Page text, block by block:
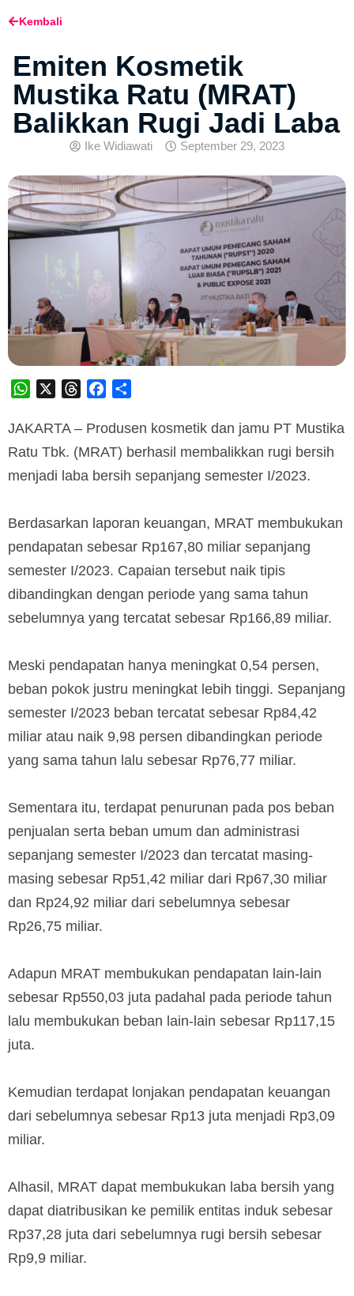
Kembali
Emiten Kosmetik
Mustika Ratu (MRAT)
Balikkan Rugi Jadi Laba
Ike Widiawati September 29, 2023
WhatsApp ThreadsFacebook
JAKARTA – Produsen kosmetik dan jamu PT Mustika
Ratu Tbk. (MRAT) berhasil membalikkan rugi bersih
menjadi laba bersih sepanjang semester I/2023.
Berdasarkan laporan keuangan, MRAT membukukan
pendapatan sebesar Rp167,80 miliar sepanjang
semester I/2023. Capaian tersebut naik tipis
dibandingkan dengan periode yang sama tahun
sebelumnya yang tercatat sebesar Rp166,89 miliar.
Meski pendapatan hanya meningkat 0,54 persen,
beban pokok justru meningkat lebih tinggi. Sepanjang
semester I/2023 beban tercatat sebesar Rp84,42
miliar atau naik 9,98 persen dibandingkan periode
yang sama tahun lalu sebesar Rp76,77 miliar.
Sementara itu, terdapat penurunan pada pos beban
penjualan serta beban umum dan administrasi
sepanjang semester I/2023 dan tercatat masing-
masing sebesar Rp51,42 miliar dari Rp67,30 miliar
dan Rp24,92 miliar dari sebelumnya sebesar
Rp26,75 miliar.
Adapun MRAT membukukan pendapatan lain-lain
sebesar Rp550,03 juta padahal pada periode tahun
lalu membukukan beban lain-lain sebesar Rp117,15
juta.
Kemudian terdapat lonjakan pendapatan keuangan
dari sebelumnya sebesar Rp13 juta menjadi Rp3,09
miliar.
Alhasil, MRAT dapat membukukan laba bersih yang
dapat diatribusikan ke pemilik entitas induk sebesar
Rp37,28 juta dari sebelumnya rugi bersih sebesar
Rp9,9 miliar.